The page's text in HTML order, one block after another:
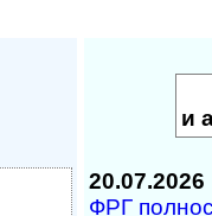
и
20.07.2026
ФРГ